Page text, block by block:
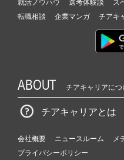
就活ノウハウ 選考体験談 ス
転職相談
企業マンガ チアキ
ABOUT チアキャリアにつ
チアキャリアとは
会社概要 ニュースルーム
メ
プライバシーポリシー